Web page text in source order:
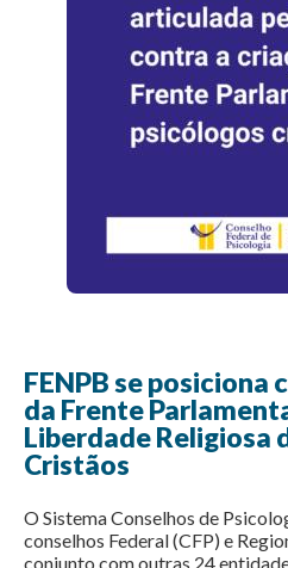
FENPB se posiciona
da Frente
Liberdade Religiosa
Cristãos
O Sistema Conselhos de
conselhos Federal (CFP) e
conjunto com outras 24